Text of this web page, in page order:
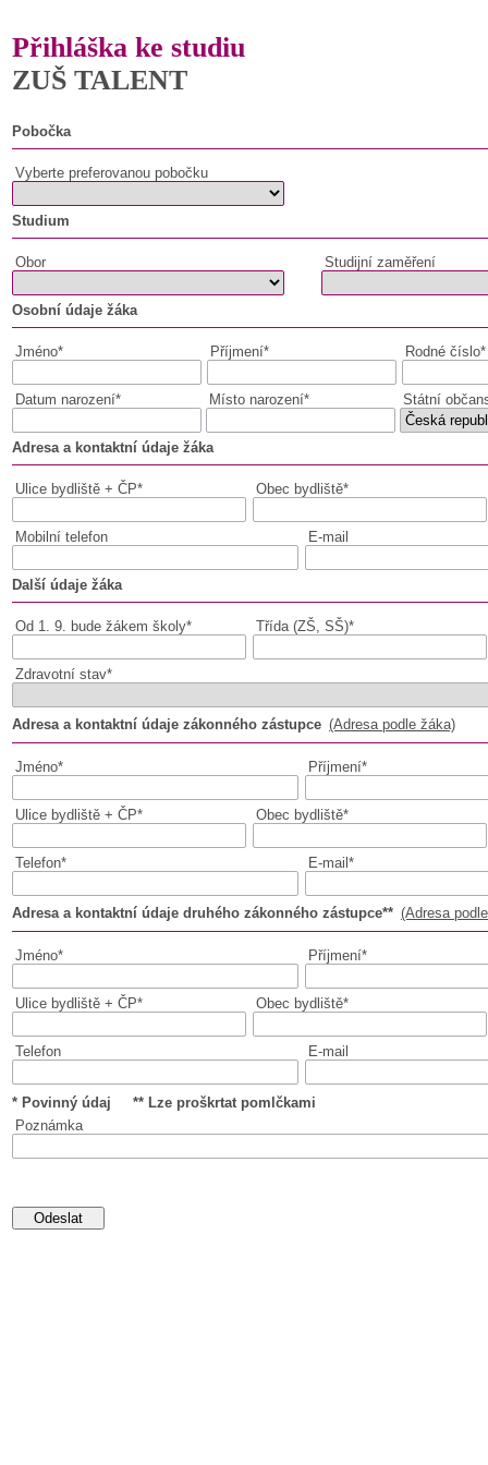
Přihláška ke studiu
ZUŠ TALENT
Pobočka
Vyberte preferovanou pobočku
Studium
Obor Studijní zaměření
Osobní údaje žáka
Jméno* Příjmení* Rodné číslo*
Datum narození* Místo narození* Státní
Adresa a kontaktní údaje žáka
Ulice bydliště + ČP* Obec bydliště*
Mobilní telefon E-mail
Další údaje žáka
Od 1. 9. bude žákem školy* Třída (ZŠ, SŠ)*
Zdravotní stav*
Adresa a kontaktní údaje zákonného zástupce (Adresa podle žáka)
Jméno* Příjmení*
Ulice bydliště + ČP* Obec bydliště*
Telefon* E-mail*
Adresa a kontaktní údaje druhého zákonného zástupce** (Adresa
Jméno* Příjmení*
Ulice bydliště + ČP* Obec bydliště*
Telefon E-mail
* Povinný údaj ** Lze proškrtat pomlčkami
Poznámka